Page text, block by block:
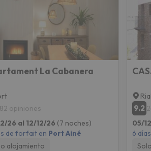
La Cabanera
82 opiniones
26 al 12/12/26 (7 noches)
de forfait en Port Ainé
alojamiento
9.2
05/
6